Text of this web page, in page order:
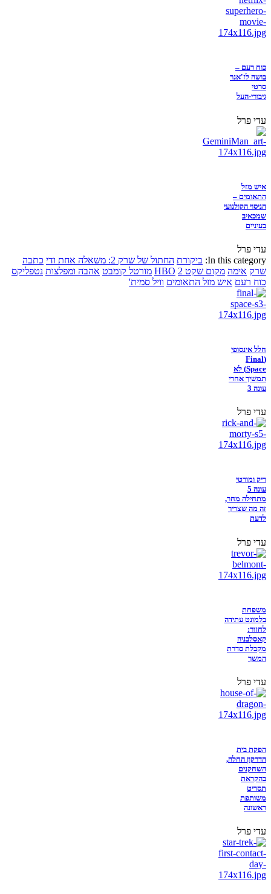
כוח רעם –
בושה לז'אנר
סרטי
גיבורי-העל
עדי פרל
איש מזל
התאומים –
הניסוי הקולנועי
שמכאיב
בעיניים
עדי פרל
In this category: ביקורת החתול של שרק 2: משאלה אחת ודי
כתבה
שרק אימה מקום שקט 2 HBO מורטל קומבט אהבה ומפלצות נטפליקס
כוח רעם איש מזל התאומים וויל סמית'
חלל אינסופי
(Final
Space) לא
תמשיך אחרי
עונה 3
עדי פרל
ריק ומורטי
עונה 5
מתחילה מחר,
זה מה שצריך
לדעת
עדי פרל
משפחת
בלמונט עתידה
לחזור:
קאסלבניה
מקבלת סדרת
המשך
עדי פרל
הפקת בית
הדרקון החלה,
השחקנים
בהקראת
תסריט
משותפת
ראשונה
עדי פרל